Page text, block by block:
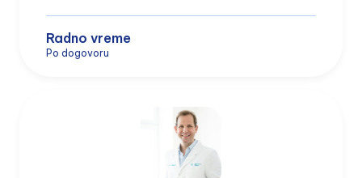
Radno vreme
Po dogovoru